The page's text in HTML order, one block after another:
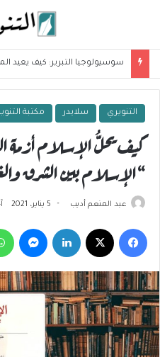
المفهمة وسؤال العلاقة بين
التنويري سلايدر مكتبة
كيف يحلُّ الإسلام أزمة
“الإسلام بين الشرق
عبد المنعم أديب 5 يناير، 2021